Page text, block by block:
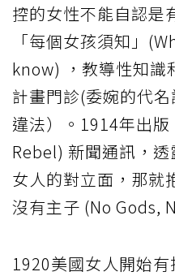
控的女性不能自認是
「每個女孩須知」
know) ，教導性知識
計畫門診(委婉的代
違法）。1914年出
Rebel) 新聞通訊，
女人的對立面，那就
沒有主子 (No Gods,
1920美國女人開始